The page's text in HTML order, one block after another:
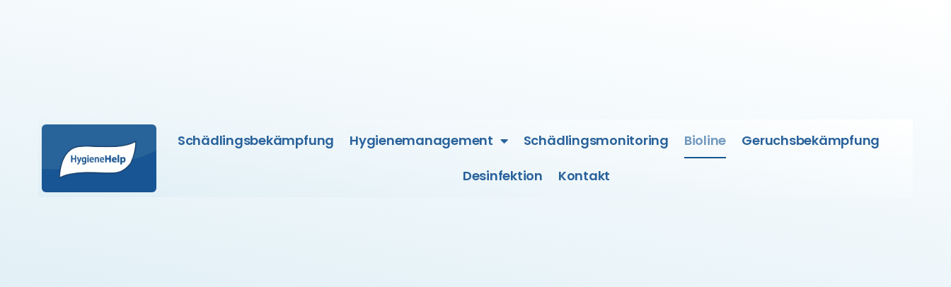
Schädlingsbekämpfung Hygienemanagement Schädlingsmonitoring Bioline
Geruchsbekämpfung
Desinfektion
Kontakt